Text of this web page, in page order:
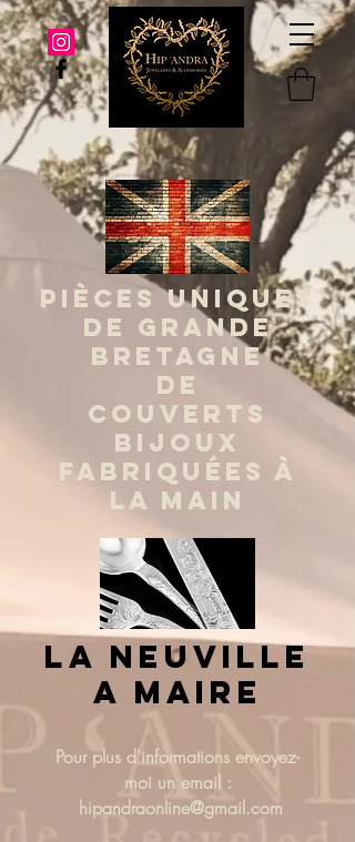
PIÈCES UNIQUES
DE GRANDE
BRETAGNE
DE
COUVERTS
BIJOUX
FABRIQUÉES À
LA MAIN
la neuville
a maire
Pour plus d'informations envoyez-
moi un email :
hipandraonline@gmail.com